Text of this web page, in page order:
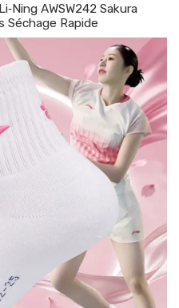
AWSW242 Sakura
Séchage Rapide